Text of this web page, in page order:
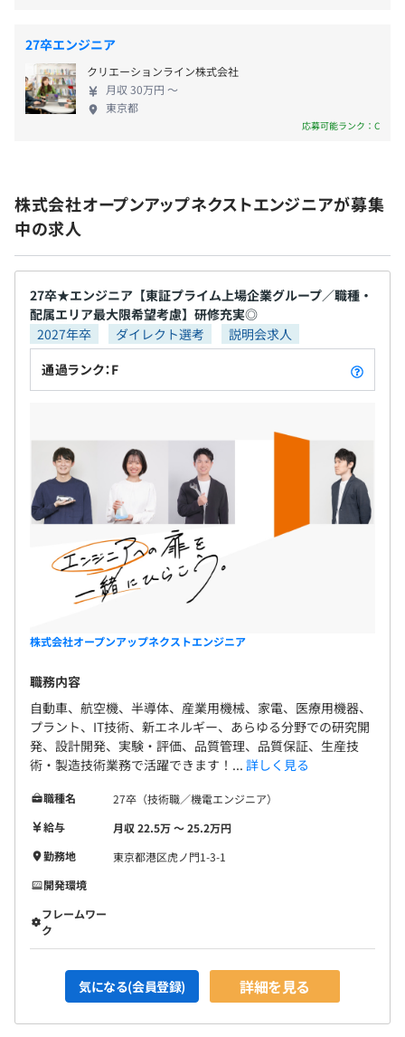
・FUJI
・富士電機
・三菱重工機械システム
・ユナイテッド・セミコンダクター・ジャパン
他※敬称略／五十音順
＼「学び」「成長したい」をしっかりサポート！／
・2,000種以上の研修講座・eラーニングで成長をバック
アップ！
・エンジニアが講師のWebセミナーを毎月開催！
・約300種の資格取得支援！
・OJTで先輩エンジニアから生きた技術を学ぶ！
《先輩エンジニアの声》
・大学で学んだプログラミング知識を生かして、システム
ています！
・つきたかった研究職になるという夢がかない、資格取得
にも挑戦中！
C言語、C++、C♯、Java、VB.NET、Pythonなど
多くの新卒エンジニアが研究開発、設計・開発、実験・評
価、生産技術・製造技術業務で活躍してます！
＜職種別技術者比率＞
開発・設計エンジニア：21.8%
実験・評価エンジニア：20.3%
フィールドエンジニア：16.5%
ソフトウェア・情報処理エンジニア：14.9%
生産技術エンジニア：13.3%
組込み・制御エンジニア：5.4%
その他：7.8%
※2025年10月実績
受動喫煙防止措置に関する事項
喫煙室設置
※配属先により異なります
＜育児休暇取得実績＞
女性：96.2％／男性74.2％
※2024年7月～2025年6月実績
参考：労働者平均 女性86.6％／男性40.5%
※出所：2025年厚生労働省「雇用均等基本調査」
・残業手当（100%別途支給）
・通勤手当（上限5万円／月）
※上記は規定によります
①と②は、次の通り社宅の会社負担割合が異なります。
（配置される業務・プロジェクトにより転勤を必要とする
場合）
①全国型社員：会社負担7割（ただし6年目以降は5割）
②エリア限定型社員：会社負担5割（ただし6年目以降は3
※会社負担額については、別途定める地域区分により上限
額があります。
トされます。
年2回（7月・12月）
年1回（5月）
・社会保険完備（健康保険・厚生年金加入・雇用保険・労
災保険）
・GLTD（団体長期障害所得補償保険）
・総合福祉団体定期保険
技術知識やビジネススキル、語学などの多彩な講座があり
ます。
＜研修講座の一例＞
・現場で役立つQC検定受験準備コース
・生産性を高める 工場のＤＸ
・問いをたてる技術を磨く～ＡＩ活用対応「質問力・検索
電気ー
・絵で見てわかるシーケンス制御
・（eラーニング）半導体素子
・電気測定 （テスタとオシロスコープを使った電気測
定）
・電気・電子シリーズ（センサ技術、半導体デバイスコー
情報ー
・ゼロから学ぶネットワークとマルチメディア
・Pythonで学ぶものづくりAI実装入門
・C言語プログラミング（基礎・応用）
・Java プログラミング（基礎・応用）
・クラウド導入の基礎
・（eラーニング）有機化学・高分子化学、分析化学・環
境科学
・知って納得！化学物質の話
・現場に役立つ品質管理（手法と実践）
・ＧＸを支える「新素材」あれこれ～カーボンニュートラ
・Excelで学ぶデータサイエンス入門
■約300種の資格取得支援
最大7万円
＜お祝い金支給の資格の一例＞
・CAD利用技術者3次元2級
・品質管理（QC）検定２級
・AI実装検定 A級
27卒エンジニア
クリエーションライン株式会社
月収 30万円 〜
東京都
応募可能ランク：C
株式会社オープンアップネクストエンジニアが募集
中の求人
27卒★エンジニア【東証プライム上場企業グループ／職種・
配属エリア最大限希望考慮】研修充実◎
2027年卒
ダイレクト選考
説明会求人
通過ランク：F
株式会社オープンアップネクストエンジニア
職務内容
自動車、航空機、半導体、産業用機械、家電、医療用機器、
プラント、IT技術、新エネルギー、あらゆる分野での研究開
発、設計開発、実験・評価、品質管理、品質保証、生産技
術・製造技術業務で活躍できます！... 詳しく見る
職種名
27卒（技術職／機電エンジニア）
給与
月収 22.5万 〜 25.2万円
勤務地
東京都港区虎ノ門1-3-1
開発環境
フレームワー
ク
気になる(会員登録) 詳細を見る